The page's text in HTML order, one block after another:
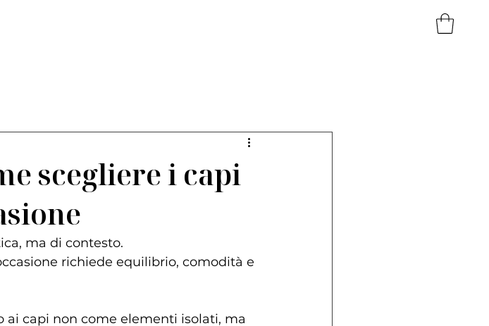
scegliere i capi
ma di contesto.
richiede equilibrio, comodità e
ai capi non come elementi isolati, ma